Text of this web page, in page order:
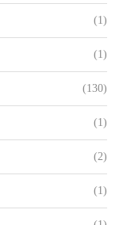
(1)
(1)
(130)
(1)
(2)
(1)